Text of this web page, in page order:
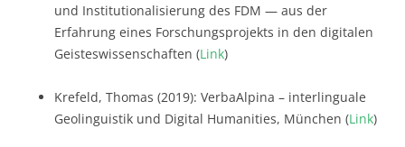
und Institutionalisierung des FDM — aus der
Erfahrung eines Forschungsprojekts in den digitalen
Geisteswissenschaften (Link)
Krefeld, Thomas (2019): VerbaAlpina – interlinguale
Geolinguistik und Digital Humanities, München (Link)